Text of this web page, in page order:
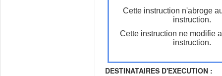
Cette instruction n'abroge
instruction.
Cette instruction ne modifie
instruction.
DESTINATAIRES D'EXECUTION :